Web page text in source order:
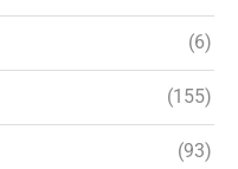
(6)
(155)
(93)